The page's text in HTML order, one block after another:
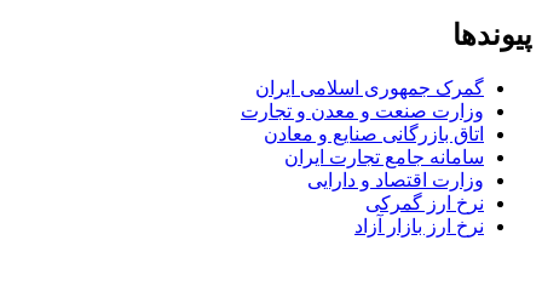
پیوندها
گمرک جمهوری اسلامی ایران
وزارت صنعت و معدن و تجارت
اتاق بازرگانی صنایع و معادن
سامانه جامع تجارت ایران
وزارت اقتصاد و دارایی
نرخ ارز گمرکی
نرخ ارز بازار آزاد